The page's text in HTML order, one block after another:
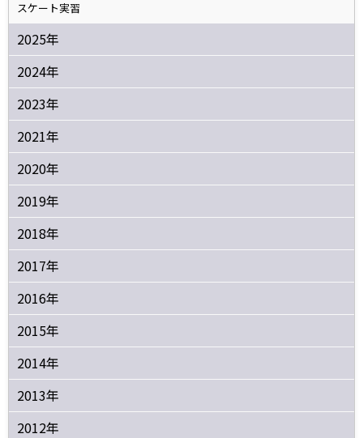
スケート実習
2025年
2024年
2023年
2021年
2020年
2019年
2018年
2017年
2016年
2015年
2014年
2013年
2012年